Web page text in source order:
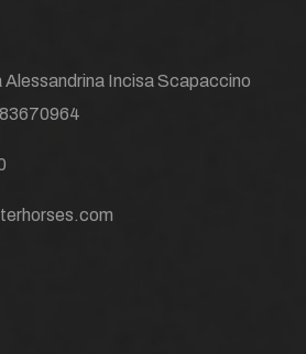
Alessandrina Incisa Scapaccino